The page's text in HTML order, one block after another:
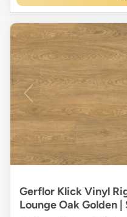
Gerflor Klick Vinyl
Lounge Oak Golden